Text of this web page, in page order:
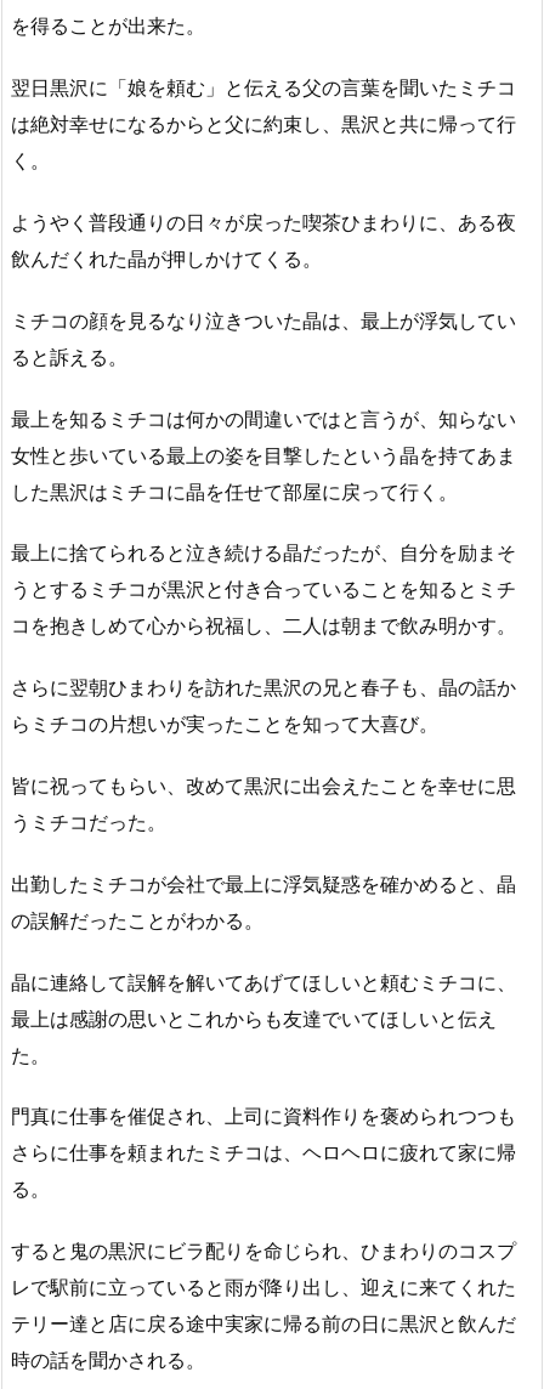
を得ることが出来た。
翌日黒沢に「娘を頼む」と伝える父の言葉を聞いたミチコ
は絶対幸せになるからと父に約束し、黒沢と共に帰って行
く。
ようやく普段通りの日々が戻った喫茶ひまわりに、ある夜
飲んだくれた晶が押しかけてくる。
ミチコの顔を見るなり泣きついた晶は、最上が浮気してい
ると訴える。
最上を知るミチコは何かの間違いではと言うが、知らない
女性と歩いている最上の姿を目撃したという晶を持てあま
した黒沢はミチコに晶を任せて部屋に戻って行く。
最上に捨てられると泣き続ける晶だったが、自分を励まそ
うとするミチコが黒沢と付き合っていることを知るとミチ
コを抱きしめて心から祝福し、二人は朝まで飲み明かす。
さらに翌朝ひまわりを訪れた黒沢の兄と春子も、晶の話か
らミチコの片想いが実ったことを知って大喜び。
皆に祝ってもらい、改めて黒沢に出会えたことを幸せに思
うミチコだった。
出勤したミチコが会社で最上に浮気疑惑を確かめると、晶
の誤解だったことがわかる。
晶に連絡して誤解を解いてあげてほしいと頼むミチコに、
最上は感謝の思いとこれからも友達でいてほしいと伝え
た。
門真に仕事を催促され、上司に資料作りを褒められつつも
さらに仕事を頼まれたミチコは、ヘロヘロに疲れて家に帰
る。
すると鬼の黒沢にビラ配りを命じられ、ひまわりのコスプ
レで駅前に立っていると雨が降り出し、迎えに来てくれた
テリー達と店に戻る途中実家に帰る前の日に黒沢と飲んだ
時の話を聞かされる。